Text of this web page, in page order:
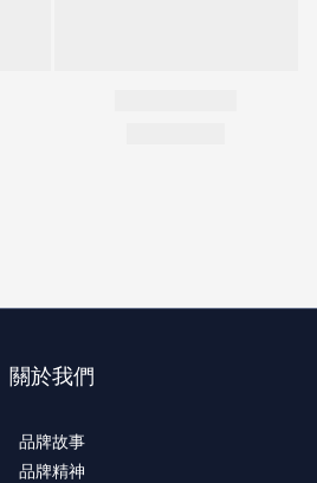
關於我們
品牌故事
品牌精神